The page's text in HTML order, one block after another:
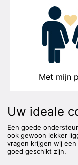
Met mijn
Uw ideale
Een goede
ook gewoon lekker
vragen krijgen wij
goed geschikt zijn.